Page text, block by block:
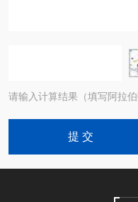
请输入计算结果（填写阿拉